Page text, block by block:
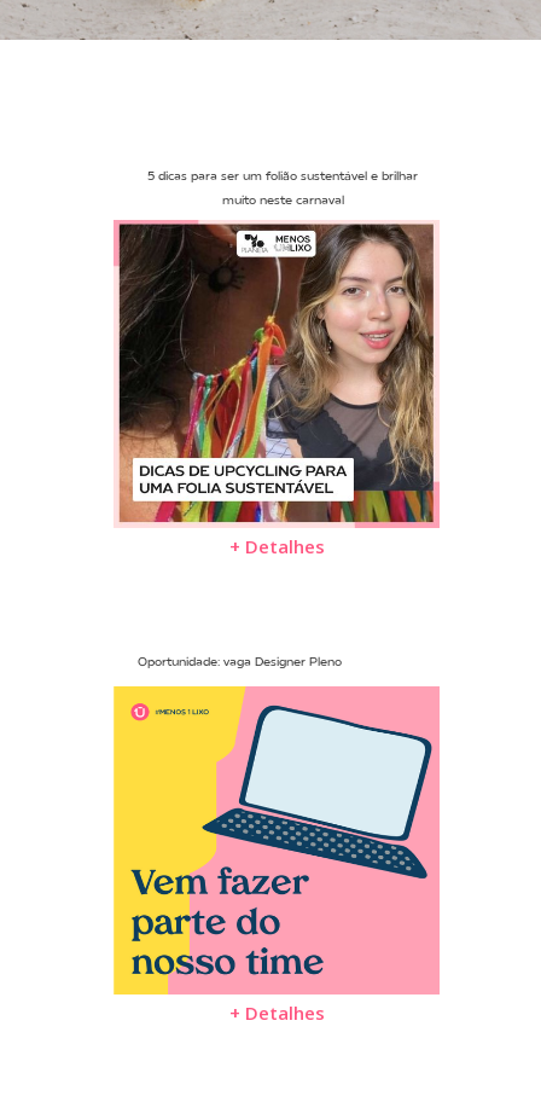
5 dicas para ser um folião sustentável e brilhar
muito neste carnaval
+ Detalhes
Oportunidade: vaga Designer Pleno
+ Detalhes